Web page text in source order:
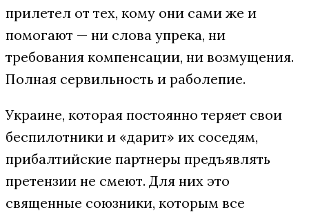
прилетел от тех, кому они сами же и
помогают — ни слова упрека, ни
требования компенсации, ни возмущения.
Полная сервильность и раболепие.
Украине, которая постоянно теряет свои
беспилотники и «дарит» их соседям,
прибалтийские партнеры предъявлять
претензии не смеют. Для них это
священные союзники, которым все